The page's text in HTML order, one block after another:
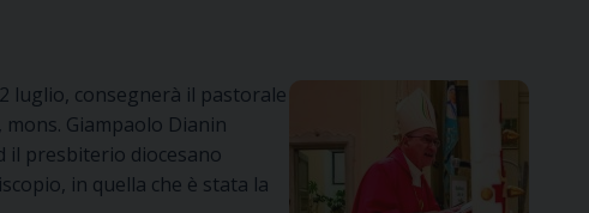
luglio, consegnerà il pastorale
Giampaolo Dianin
il presbiterio diocesano
in quella che è stata la